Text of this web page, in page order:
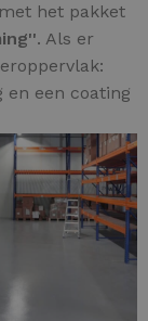
het pakket
. Als er
een coating